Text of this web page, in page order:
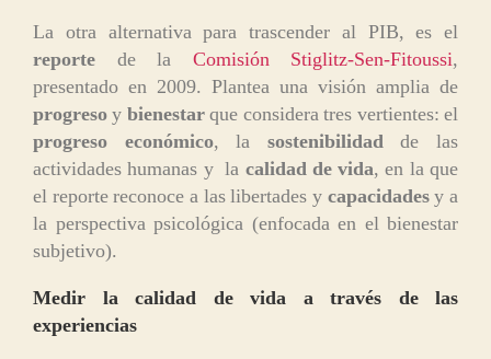
La otra alternativa para trascender al PIB, es el
reporte de la Comisión Stiglitz-Sen-Fitoussi,
presentado en 2009. Plantea una visión amplia de
progresoy bienestarque considera tres vertientes: el
progreso económico, la sostenibilidadde las
actividades humanas y la calidad de vida, en la que
el reporte reconoce a las libertades y capacidadesy a
la perspectiva psicológica (enfocada en el bienestar
subjetivo).
Medir la calidad de vida a través de las
experiencias